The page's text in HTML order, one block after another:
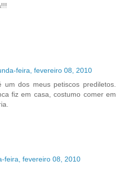
feira, fevereiro 08, 2010
dos meus petiscos prediletos.
fiz em casa, costumo comer em
feira, fevereiro 08, 2010